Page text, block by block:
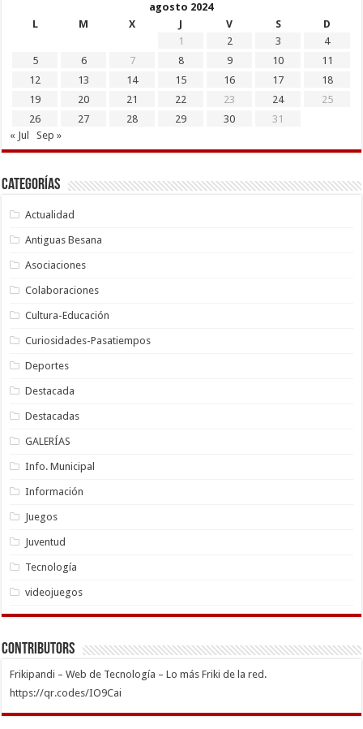
agosto 2024
L
M X J V S
D
1
2 3
4
5
6 7 8 9 10
11
12
13 14 15 16 17
18
19
20 21 22 23 24
25
26
27 28 29 30
31
« Jul
Sep »
Categorías
Actualidad
Antiguas Besana
Asociaciones
Colaboraciones
Cultura-Educación
Curiosidades-Pasatiempos
Deportes
Destacada
Destacadas
GALERÍAS
Info. Municipal
Información
Juegos
Juventud
Tecnología
videojuegos
Contributors
Frikipandi – Web de Tecnología – Lo más Friki de la red.
https://qr.codes/IO9Cai